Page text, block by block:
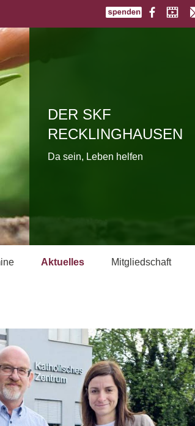
DER SKF
RECKLINGHAUSEN
Da sein, Leben helfen
Aktuelles
Mitgliedschaft